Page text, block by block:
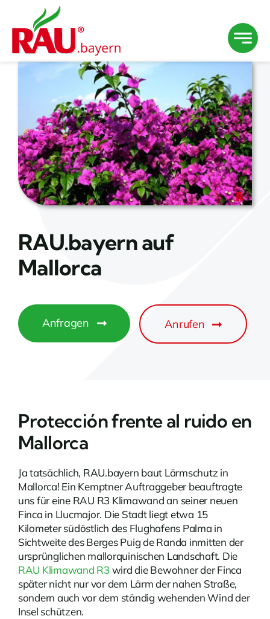
springen
RAU.bayern auf
Mallorca
Anfragen Anrufen
Protección frente al ruido en
Mallorca
Ja tatsächlich, RAU.bayern baut Lärmschutz in
Mallorca! Ein Kemptner Auftraggeber beauftragte
uns für eine RAU R3 Klimawand an seiner neuen
Finca in Llucmajor. Die Stadt liegt etwa 15
Kilometer südöstlich des Flughafens Palma in
Sichtweite des Berges Puig de Randa inmitten der
ursprünglichen mallorquinischen Landschaft. Die
RAU Klimawand R3 wird die Bewohner der Finca
später nicht nur vor dem Lärm der nahen Straße,
sondern auch vor dem ständig wehenden Wind der
Insel schützen.